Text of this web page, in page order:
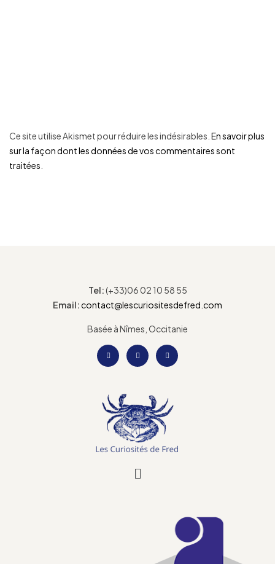
Ce site utilise Akismet pour réduire les indésirables. En savoir plus
sur la façon dont les données de vos commentaires sont
traitées
Tel:(+33)06 02 10 58 55
Email:contact@lescuriositesdefred.com
Basée à Nîmes, Occitanie